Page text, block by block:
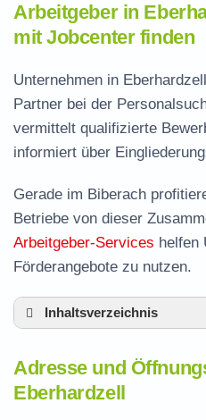
Arbeitgeber in
mit Jobcenter finden
Unternehmen in
Partner bei der
vermittelt qualifizierte
informiert über
Gerade im Biberach
Betriebe von dieser
Arbeitgeber-Services helfen
Förderangebote zu nutzen.
Inhaltsverzeichnis
Leistungen der
Eberhardzell
Adresse und
Eberhardzell